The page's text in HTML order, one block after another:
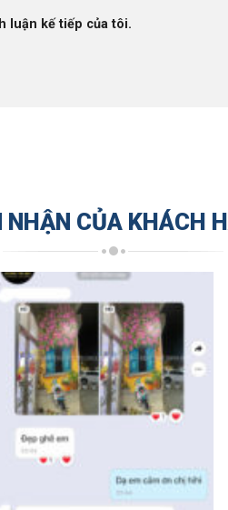
luận kế tiếp của tôi.
NHẬN CỦA KHÁCH